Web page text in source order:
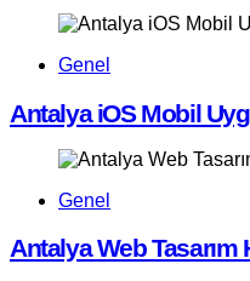
Genel
Antalya iOS Mobil
Genel
Antalya Web Tasarım